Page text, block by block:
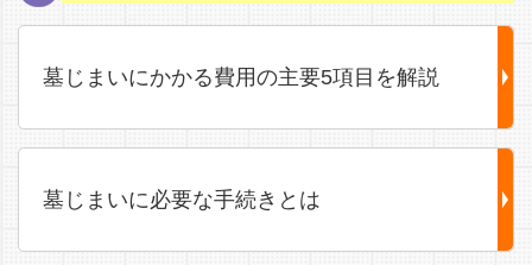
墓じまいにかかる費用の主要5項目を解説
墓じまいに必要な手続きとは